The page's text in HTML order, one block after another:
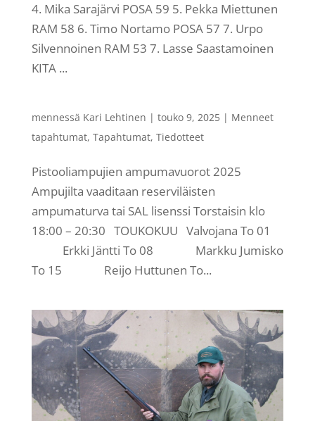
4. Mika Sarajärvi POSA 59 5. Pekka Miettunen
RAM 58 6. Timo Nortamo POSA 57 7. Urpo
Silvennoinen RAM 53 7. Lasse Saastamoinen
KITA ...
mennessä Kari Lehtinen | touko 9, 2025| Menneet
tapahtumat, Tapahtumat, Tiedotteet
Pistooliampujien ampumavuorot 2025
Ampujilta vaaditaan reserviläisten
ampumaturva tai SAL lisenssi Torstaisin klo
18:00 – 20:30 TOUKOKUU Valvojana To 01
Erkki Jäntti To 08 Markku Jumisko
To 15 Reijo Huttunen To...